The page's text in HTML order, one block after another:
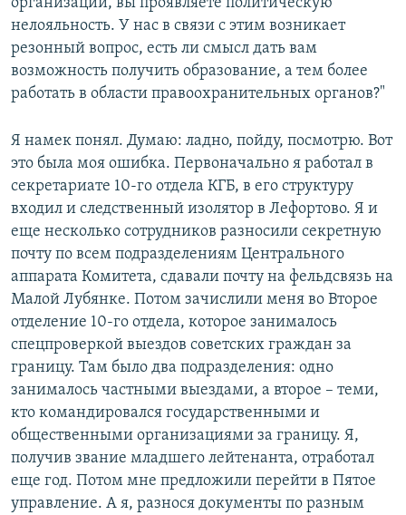
нелояльность. У нас в связи с этим возникает
резонный вопрос, есть ли смысл дать вам
возможность получить образование, а тем более
работать в области правоохранительных органов?"
Я намек понял. Думаю: ладно, пойду, посмотрю. Вот
это была моя ошибка. Первоначально я работал в
секретариате 10-го отдела КГБ, в его структуру
входил и следственный изолятор в Лефортово. Я и
еще несколько сотрудников разносили секретную
почту по всем подразделениям Центрального
аппарата Комитета, сдавали почту на фельдсвязь на
Малой Лубянке. Потом зачислили меня во Второе
отделение 10-го отдела, которое занималось
спецпроверкой выездов советских граждан за
границу. Там было два подразделения: одно
занималось частными выездами, а второе – теми,
кто командировался государственными и
общественными организациями за границу. Я,
получив звание младшего лейтенанта, отработал
еще год. Потом мне предложили перейти в Пятое
управление. А я, разнося документы по разным